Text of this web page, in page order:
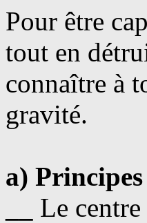
Pour être
tout en
connaître à
gravité.
a) Principes
Le